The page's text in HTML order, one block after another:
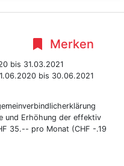
Merken
bis 31.03.2021
bis 30.06.2021
und Erhöhung der effektiv
35.-- pro Monat (CHF -.19